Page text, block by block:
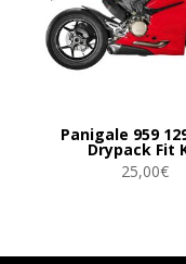
Panigale 959
Drypack Fit
25,00€